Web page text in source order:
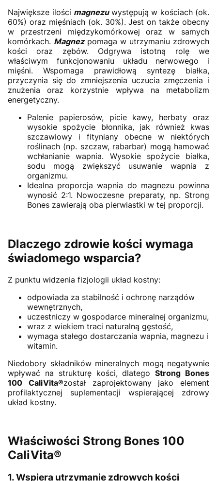
Największe ilości magnezu występują w kościach (ok.
60%) oraz mięśniach (ok. 30%). Jest on także obecny
w przestrzeni międzykomórkowej oraz w samych
komórkach. Magnezpomaga w utrzymaniu zdrowych
kości oraz zębów. Odgrywa istotną rolę we
właściwym funkcjonowaniu układu nerwowego i
mięśni. Wspomaga prawidłową syntezę białka,
przyczynia się do zmniejszenia uczucia zmęczenia i
znużenia oraz korzystnie wpływa na metabolizm
energetyczny.
Palenie papierosów, picie kawy, herbaty oraz
wysokie spożycie błonnika, jak również kwas
szczawiowy i fityniany obecne w niektórych
roślinach (np. szczaw, rabarbar) mogą hamować
wchłanianie wapnia. Wysokie spożycie białka,
sodu mogą zwiększyć usuwanie wapnia z
organizmu.
Idealna proporcja wapnia do magnezu powinna
wynosić 2:1. Nowoczesne preparaty, np. Strong
Bones zawierają oba pierwiastki w tej proporcji.
Dlaczego zdrowie kości wymaga
świadomego wsparcia?
Z punktu widzenia fizjologii układ kostny:
odpowiada za stabilność i ochronę narządów
wewnętrznych,
uczestniczy w gospodarce mineralnej organizmu,
wraz z wiekiem traci naturalną gęstość,
wymaga stałego dostarczania wapnia, magnezu i
witamin.
Niedobory składników mineralnych mogą negatywnie
wpływać na strukturę kości, dlategoStrong Bones
100 CaliVita®został zaprojektowany jako element
profilaktycznej suplementacji wspierającej zdrowy
układ kostny.
Właściwości Strong Bones 100
CaliVita®
1. Wspiera utrzymanie zdrowych kości